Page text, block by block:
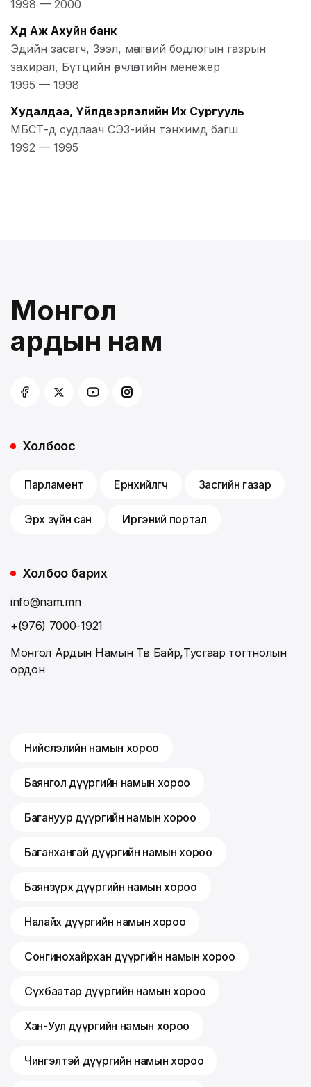
1998 — 2000
Хөдөө Аж Ахуйн банк
Эдийн засагч, Зээл, мөнгөний бодлогын газрын
захирал, Бүтцийн өөрчлөлтийн менежер
1995 — 1998
Худалдаа, Үйлдвэрлэлийн Их Сургууль
МБСТ-д судлаач СЭЗ-ийн тэнхимд багш
1992 — 1995
Монгол
ардын нам
Холбоос
Парламент Ерөнхийлөгч Засгийн газар
Эрх зүйн сан Иргэний портал
Холбоо барих
info@nam.mn
+(976) 7000-1921
Монгол Ардын Намын Төв Байр,Тусгаар тогтнолын
ордон
Нийслэлийн намын хороо
Баянгол дүүргийн намын хороо
Багануур дүүргийн намын хороо
Баганхангай дүүргийн намын хороо
Баянзүрх дүүргийн намын хороо
Налайх дүүргийн намын хороо
Сонгинохайрхан дүүргийн намын хороо
Сүхбаатар дүүргийн намын хороо
Хан-Уул дүүргийн намын хороо
Чингэлтэй дүүргийн намын хороо